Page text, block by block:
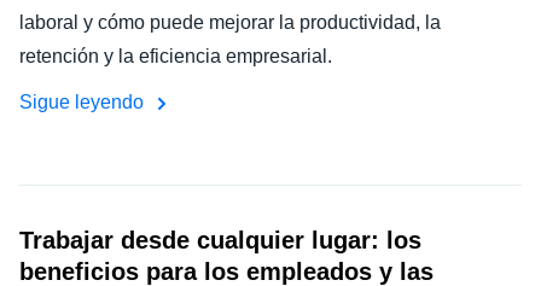
laboral y cómo puede mejorar la productividad, la
retención y la eficiencia empresarial.
Sigue leyendo
Trabajar desde cualquier lugar: los
beneficios para los empleados y las